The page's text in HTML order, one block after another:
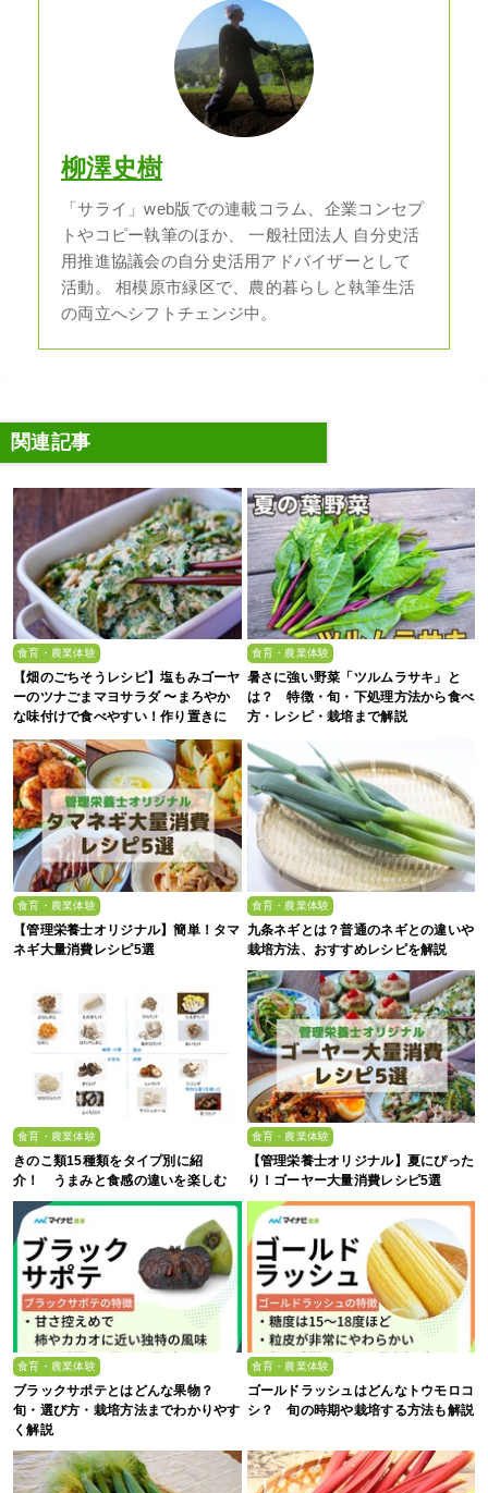
柳澤史樹
「サライ」web版での連載コラム、企業コンセプ
トやコピー執筆のほか、 一般社団法人 自分史活
用推進協議会の自分史活用アドバイザーとして
活動。 相模原市緑区で、農的暮らしと執筆生活
の両立へシフトチェンジ中。
関連記事
食育・農業体験
【畑のごちそうレシピ】塩もみゴーヤ
ーのツナごまマヨサラダ 〜まろやか
な味付けで食べやすい！作り置きに
も〜
食育・農業体験
暑さに強い野菜「ツルムラサキ」と
は？ 特徴・旬・下処理方法から食べ
方・レシピ・栽培まで解説
食育・農業体験
【管理栄養士オリジナル】簡単！タマ
ネギ大量消費レシピ5選
食育・農業体験
九条ネギとは？普通のネギとの違いや
栽培方法、おすすめレシピを解説
食育・農業体験
きのこ類15種類をタイプ別に紹
介！ うまみと食感の違いを楽しむ
食育・農業体験
【管理栄養士オリジナル】夏にぴった
り！ゴーヤー大量消費レシピ5選
食育・農業体験
ブラックサポテとはどんな果物？
旬・選び方・栽培方法までわかりやす
く解説
食育・農業体験
ゴールドラッシュはどんなトウモロコ
シ？ 旬の時期や栽培する方法も解説